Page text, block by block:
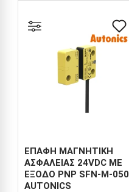
ΕΠΑΦΗ ΜΑΓΝΗΤΙΚΗ
ΑΣΦΑΛΕΙΑΣ 24VDC ΜΕ
ΕΞΟΔΟ PNP SFN-M-050
AUTONICS